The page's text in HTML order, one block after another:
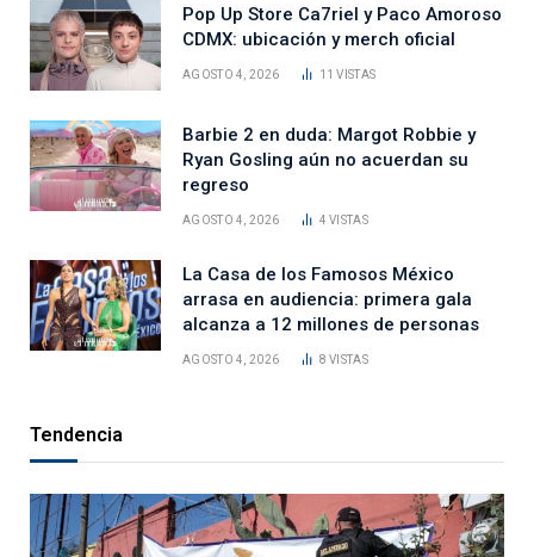
Pop Up Store Ca7riel y Paco Amoroso
CDMX: ubicación y merch oficial
AGOSTO 4, 2026 11VISTAS
Barbie 2 en duda: Margot Robbie y
Ryan Gosling aún no acuerdan su
regreso
AGOSTO 4, 2026 4VISTAS
La Casa de los Famosos México
arrasa en audiencia: primera gala
alcanza a 12 millones de personas
AGOSTO 4, 2026 8VISTAS
Tendencia